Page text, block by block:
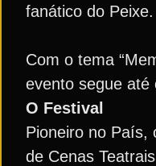
fanático do Peixe.
Com o tema
evento segue até
O Festival
Pioneiro no País,
de Cenas